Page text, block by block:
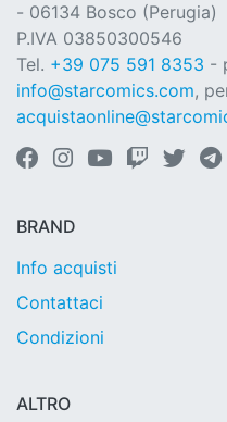
- 06134 Bosco (Perugia)
P.IVA 03850300546
Tel. +39 075 591 8353 -
info@starcomics.com,
BRAND
Info acquisti
Contattaci
Condizioni
ALTRO